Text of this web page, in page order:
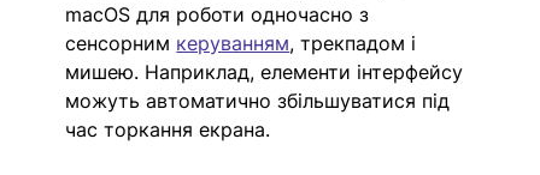
macOS для роботи одночасно з
сенсорним керуванням, трекпадом і
мишею. Наприклад, елементи інтерфейсу
можуть автоматично збільшуватися під
час торкання екрана.